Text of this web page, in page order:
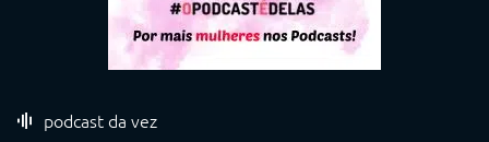
podcast da vez